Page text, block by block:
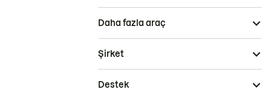
Daha fazla araç
Şirket
Destek